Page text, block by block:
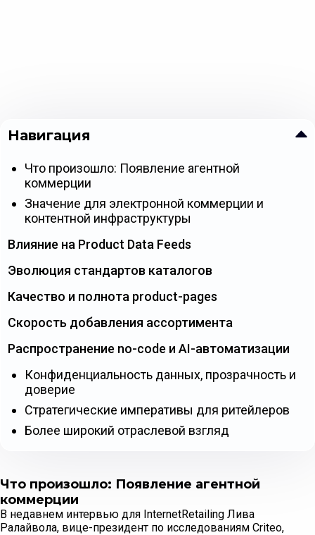
Что произошло: Появление агентной
коммерции
В недавнем интервью для InternetRetailing Лива
Ралайвола, вице-президент по исследованиям Criteo,
Навигация
Что произошло: Появление агентной
коммерции
Значение для электронной коммерции и
контентной инфраструктуры
Влияние на Product Data Feeds
Эволюция стандартов каталогов
Качество и полнота product-pages
Скорость добавления ассортимента
Распространение no-code и AI-автоматизации
Конфиденциальность данных, прозрачность и
доверие
Стратегические императивы для ритейлеров
Более широкий отраслевой взгляд